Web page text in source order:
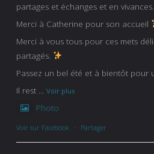
partages et échanges et en vivances.
Merci à Catherine pour son accueil
Merci à vous tous pour ces mets
partagés.
Passez un bel été et à bientôt pour
Il rest
Voir plus
Photo
Voir sur Facebook · Partager